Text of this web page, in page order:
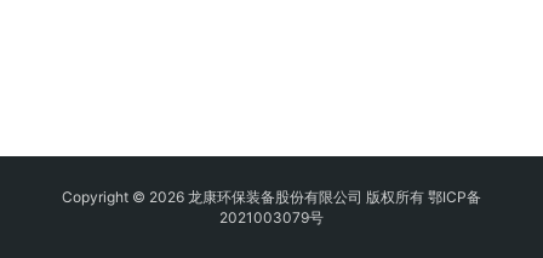
Copyright © 2026 龙康环保装备股份有限公司 版权所有 鄂ICP备
2021003079号